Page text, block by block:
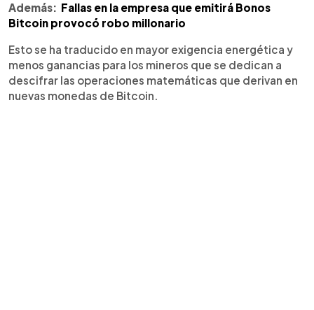
Además: Fallas en la empresa que emitirá Bonos
Bitcoin provocó robo millonario
Esto se ha traducido en mayor exigencia energética y
menos ganancias para los mineros que se dedican a
descifrar las operaciones matemáticas que derivan en
nuevas monedas de Bitcoin.